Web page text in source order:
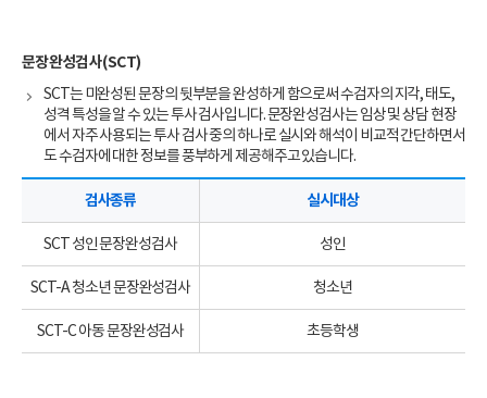
문장완성검사(SCT)
SCT는 미완성된 문장의 뒷부분을 완성하게 함으로써 수검자의 지각, 태도,
성격 특성을 알 수 있는 투사 검사입니다. 문장완성검사는 임상 및 상담 현장
에서 자주 사용되는 투사 검사 중의 하나로 실시와 해석이 비교적 간단하면서
도 수검자에 대한 정보를 풍부하게 제공해주고 있습니다.
검사종류 실시대상
SCT 성인 문장완성검사 성인
SCT-A 청소년 문장완성검사 청소년
SCT-C 아동 문장완성검사 초등학생